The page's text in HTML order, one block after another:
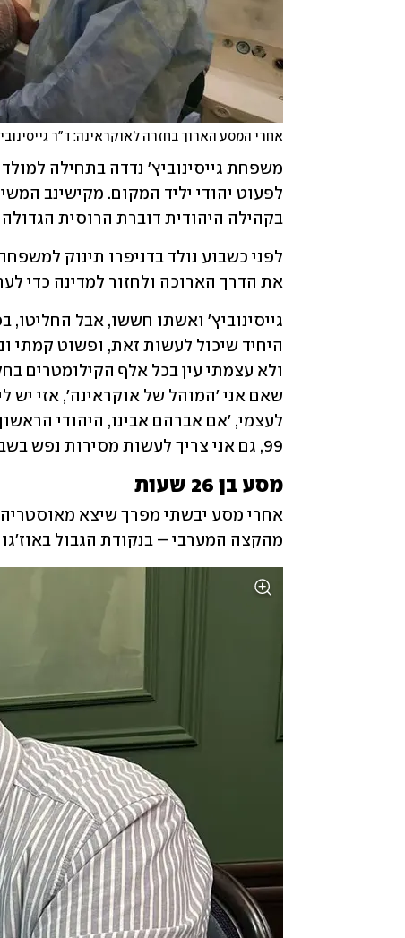
אחרי המסע הארוך בחזרה לאוקראינה: ד"ר
בקהילה היהודית דוברת הרוסית
את הדרך הארוכה ולחזור למדינה כדי
99, גם אני צריך לעשות מסירות נפש בשביל המצווה החשובה הזו'".
מסע בן 26 שעות
מהקצה המערבי – בנקודת הגבול